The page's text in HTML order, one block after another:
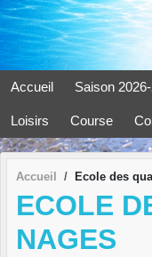
Accueil Saison
Loisirs Course
Accueil Ecole des
ECOLE
NAGES
Panneau de gestion des